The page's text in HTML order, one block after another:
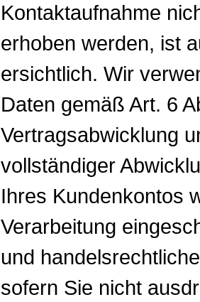
Kontaktaufnahme
erhoben werden, ist
ersichtlich. Wir
Daten gemäß Art. 6
Vertragsabwicklung
vollständiger
Ihres Kundenkontos
Verarbeitung
und
sofern Sie nicht